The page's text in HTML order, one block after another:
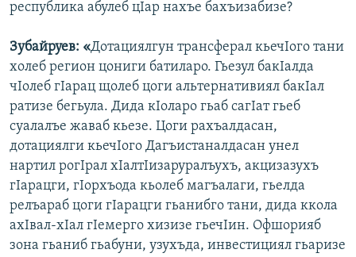
республика абулеб цIар нахъе бахъизабизе?
Зубайруев: «Дотациялгун трансферал кьечIого тани
холеб регион цониги батиларо. Гьезул бакIалда
чIолеб гIарац щолеб цоги альтернативиял бакIал
ратизе бегьула. Дида кIоларо гьаб сагIат гьеб
суалалъе жаваб кьезе. Цоги рахъалдасан,
дотациялги кьечIого Дагъистаналдасан унел
нартил рогIрал хIалтIизаруралъухъ, акцизазухъ
гIарацги, гIорхъода кьолеб магъалаги, гьелда
релъараб цоги гIарацги гьанибго тани, дида ккола
ахIвал-хIал гIемерго хизизе гьечIин. Офшорияб
зона гьаниб гьабуни, узухъда, инвестициял гьаризе